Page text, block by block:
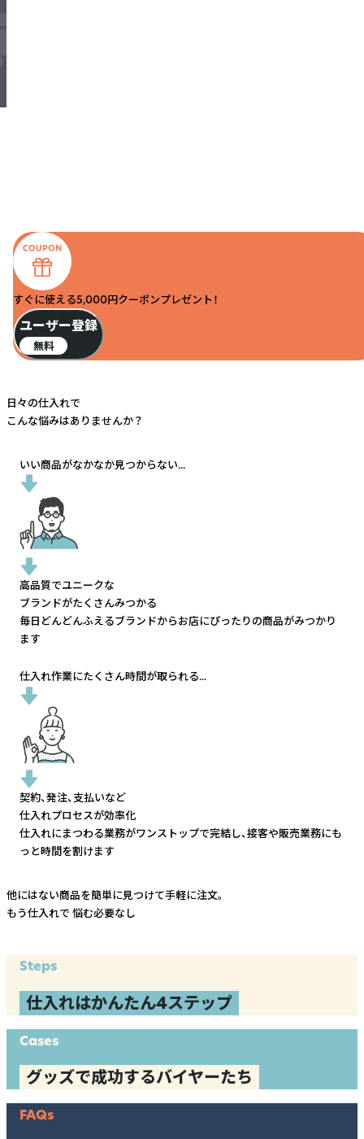
すぐに使える5,000円クーポンプレゼント！
ユーザー登録
無料
日々の仕入れで
こんな悩みはありませんか？
いい商品がなかなか見つからない...
高品質でユニークな
ブランドがたくさんみつかる
毎日どんどんふえるブランドからお店にぴったりの商品がみつかり
ます
仕入れ作業にたくさん時間が取られる...
契約、発注、支払いなど
仕入れプロセスが効率化
仕入れにまつわる業務がワンストップで完結し、接客や販売業務にも
っと時間を割けます
他にはない商品を簡単に見つけて手軽に注文。
もう仕入れで 悩む必要なし
Steps
仕入れはかんたん4ステップ
Cases
グッズで成功するバイヤーたち
FAQs